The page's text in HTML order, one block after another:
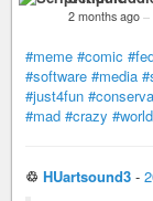
2 months ago –
#meme #comic
#software #media
#just4fun
#mad #crazy #world
♲ HUartsound3 -